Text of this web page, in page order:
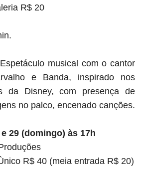
R$ 20
Espetáculo musical com o cantor
e Banda, inspirado nos
da Disney, com presença de
no palco, encenado canções.
29 (domingo) às 17h
R$ 40 (meia entrada R$ 20)